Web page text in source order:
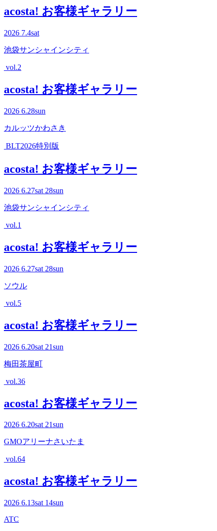
acosta! お客様ギャラリー
2026 7.4sat
池袋サンシャインシティ
vol.2
acosta! お客様ギャラリー
2026 6.28sun
カルッツかわさき
BLT2026特別版
acosta! お客様ギャラリー
2026 6.27sat 28sun
池袋サンシャインシティ
vol.1
acosta! お客様ギャラリー
2026 6.27sat 28sun
ソウル
vol.5
acosta! お客様ギャラリー
2026 6.20sat 21sun
梅田茶屋町
vol.36
acosta! お客様ギャラリー
2026 6.20sat21sun
GMOアリーナさいたま
vol.64
acosta! お客様ギャラリー
2026 6.13sat 14sun
ATC